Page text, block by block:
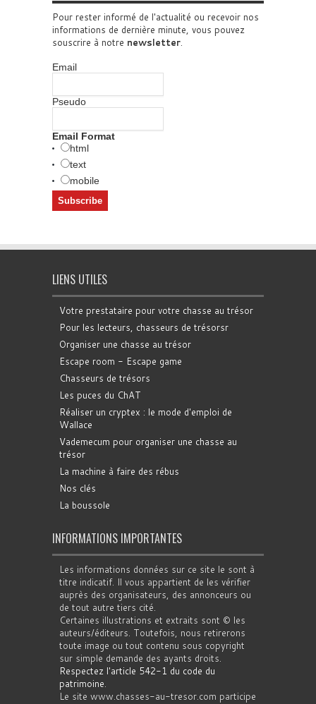
Pour rester informé de l'actualité ou recevoir nos
informations de dernière minute, vous pouvez
souscrire à notre newsletter.
Email
Pseudo
Email Format
html
text
mobile
LIENS UTILES
Votre prestataire pour votre chasse au trésor
Pour les lecteurs, chasseurs de trésorsr
Organiser une chasse au trésor
Escape room - Escape game
Chasseurs de trésors
Les puces du ChAT
Réaliser un cryptex : le mode d'emploi de
Wallace
Vademecum pour organiser une chasse au
trésor
La machine à faire des rébus
Nos clés
La boussole
INFORMATIONS IMPORTANTES
Les informations données sur ce site le sont à
titre indicatif. Il vous appartient de les vérifier
auprès des organisateurs, des annonceurs ou
de tout autre tiers cité.
Certaines illustrations et extraits sont © les
auteurs/éditeurs. Toutefois, nous retirerons
toute image ou tout contenu sous copyright
sur simple demande des ayants droits.
Respectez l'article 542-1 du code du
patrimoine.
Le site www.chasses-au-tresor.com participe